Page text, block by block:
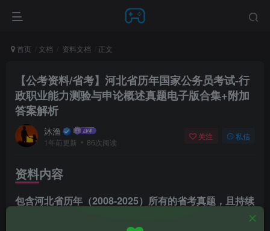
首页 文档 资料文档 正文
【公考资料/省考】河北省历年国家公务员考试-行
政职业能力测验与申论概述真题电子版合集+附加
答案解析
沐渔
1年前更新 86次阅读
关注 私信
资料内容
包含河北省历年（2008-2025）所有的省考真题，且持续